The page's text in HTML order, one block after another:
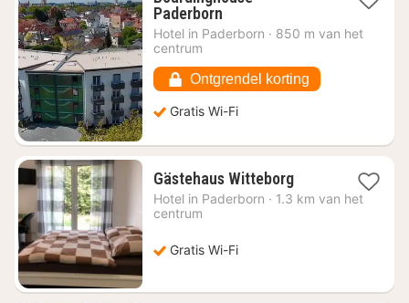
Paderborn1
nacht
81,66
Hotel in Paderborn · 850 m van het
centrum
Ontgrendel korting
Gratis Wi-Fi
Gästehaus Witteborg1
nacht
Hotel in Paderborn · 1.3 km van het
centrum
Gratis Wi-Fi